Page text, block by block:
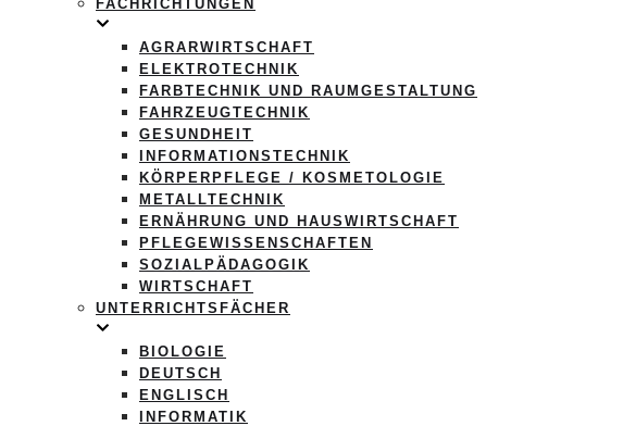
FACHRICHTUNGEN
AGRARWIRTSCHAFT
ELEKTROTECHNIK
FARBTECHNIK UND RAUMGESTALTUNG
FAHRZEUGTECHNIK
GESUNDHEIT
INFORMATIONSTECHNIK
KÖRPERPFLEGE / KOSMETOLOGIE
METALLTECHNIK
ERNÄHRUNG UND HAUSWIRTSCHAFT
PFLEGEWISSENSCHAFTEN
SOZIALPÄDAGOGIK
WIRTSCHAFT
UNTERRICHTSFÄCHER
BIOLOGIE
DEUTSCH
ENGLISCH
INFORMATIK